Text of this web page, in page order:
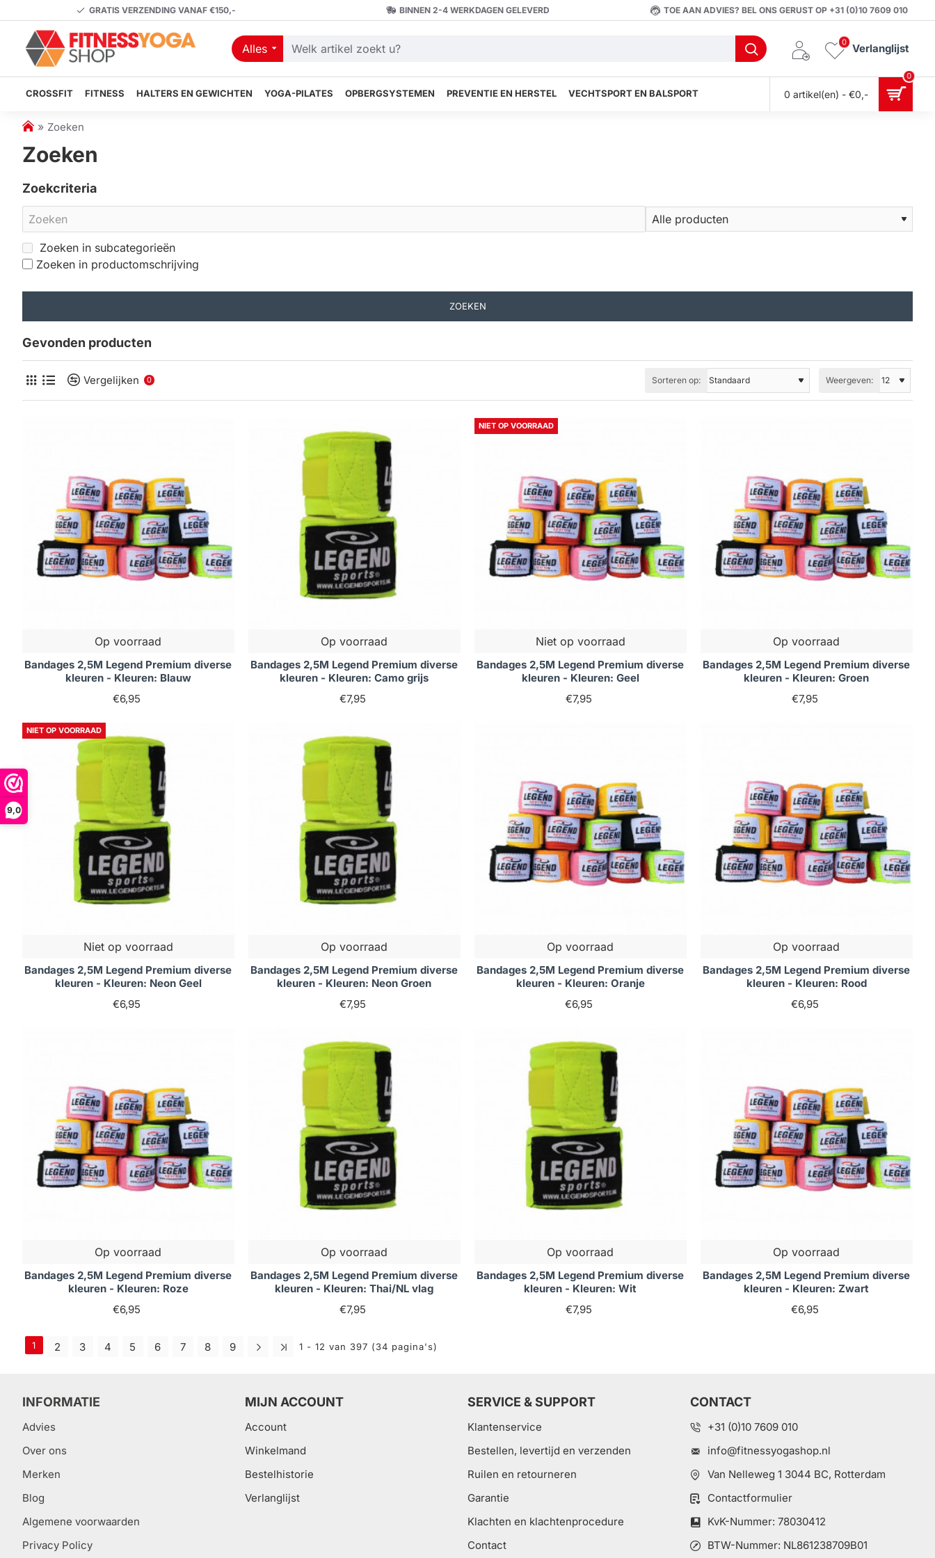
9,0
GRATIS VERZENDING VANAF €150,- BINNEN 2-4 WERKDAGEN GELEVERD TOE AAN ADVIES? BEL ONS GERUST OP +31 (0)10 7609 010
Alles
Welk
zoekt
Verlanglijst
0
CROSSFIT FITNESS HALTERS EN GEWICHTEN YOGA-PILATES OPBERGSYSTEMEN PREVENTIE EN HERSTEL VECHTSPORT EN BALSPORT 0 artikel(en) - €0,-
0
h
m
Zoeken
Zoeken
Zoekcriteria
Zoeken in subcategorieën
Zoeken in productomschrijving
ZOEKEN
Gevonden producten
Vergelijken 0 Sorteren op: Weergeven:
Op voorraad
Bandages 2,5M Legend Premium diverse
kleuren - Kleuren: Blauw
€6,95
Op voorraad
Bandages 2,5M Legend Premium diverse
kleuren - Kleuren: Camo grijs
€7,95
NIET OP VOORRAAD
Niet op voorraad
Bandages 2,5M Legend Premium diverse
kleuren - Kleuren: Geel
€7,95
Op voorraad
Bandages 2,5M Legend Premium diverse
kleuren - Kleuren: Groen
€7,95
NIET OP VOORRAAD
Niet op voorraad
Bandages 2,5M Legend Premium diverse
kleuren - Kleuren: Neon Geel
€6,95
Op voorraad
Bandages 2,5M Legend Premium diverse
kleuren - Kleuren: Neon Groen
€7,95
Op voorraad
Bandages 2,5M Legend Premium diverse
kleuren - Kleuren: Oranje
€6,95
Op voorraad
Bandages 2,5M Legend Premium diverse
kleuren - Kleuren: Rood
€6,95
Op voorraad
Bandages 2,5M Legend Premium diverse
kleuren - Kleuren: Roze
€6,95
Op voorraad
Bandages 2,5M Legend Premium diverse
kleuren - Kleuren: Thai/NL vlag
€7,95
Op voorraad
Bandages 2,5M Legend Premium diverse
kleuren - Kleuren: Wit
€7,95
Op voorraad
Bandages 2,5M Legend Premium diverse
kleuren - Kleuren: Zwart
€6,95
1 2 3 4 5 6 7 8 9 1 - 12 van 397 (34 pagina's)
INFORMATIE
Advies
Over ons
Merken
Blog
Algemene voorwaarden
Privacy Policy
MIJN ACCOUNT
Account
Winkelmand
Bestelhistorie
Verlanglijst
SERVICE & SUPPORT
Klantenservice
Bestellen, levertijd en verzenden
Ruilen en retourneren
Garantie
Klachten en klachtenprocedure
Contact
CONTACT
+31 (0)10 7609 010
info@fitnessyogashop.nl
Van Nelleweg 1 3044 BC, Rotterdam
Contactformulier
KvK-Nummer: 78030412
BTW-Nummer: NL861238709B01